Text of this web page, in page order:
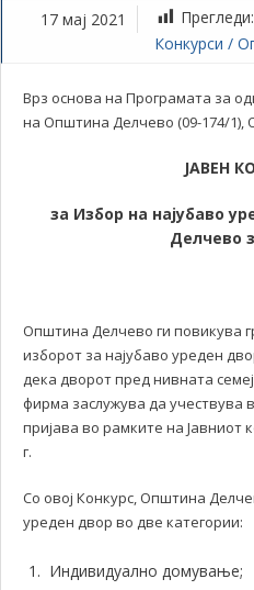
17 мај 2021 Прегледи:
Конкурси /
Врз основа на Програмата за
на Општина Делчево (09-174/
ЈАВЕН
за Избор на најубаво
Делчево
Општина Делчево ги повикува
изборот за најубаво уреден
дека дворот пред нивната
фирма заслужува да учествува
пријава во рамките на Јавниот
г.
Со овој Конкурс, Општина
уреден двор во две категории:
Индивидуално домување;